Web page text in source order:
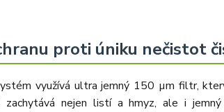
proti úniku nečistot
využívá ultra jemný 150 µm filtr,
nejen listí a hmyz, ale i